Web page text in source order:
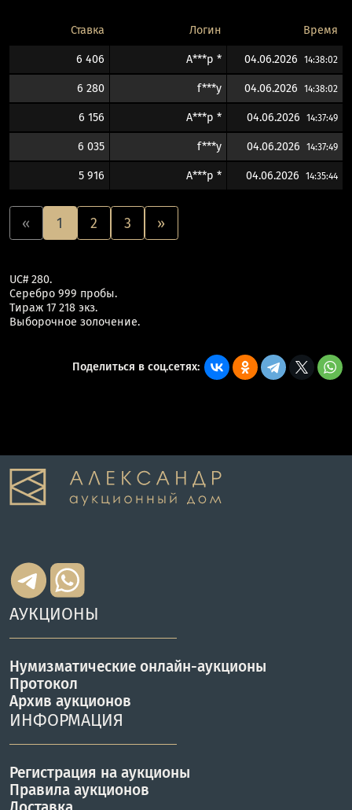
Ставка Логин Время
6 406 A***p * 04.06.2026 14:38:02
6 280 f***y 04.06.2026 14:38:02
6 156 A***p * 04.06.2026 14:37:49
6 035 f***y 04.06.2026 14:37:49
5 916 A***p * 04.06.2026 14:35:44
« 1 2 3 »
UC# 280.
Серебро 999 пробы.
Тираж 17 218 экз.
Выборочное золочение.
Поделиться в соц.сетях:
АУКЦИОНЫ
Нумизматические онлайн-аукционы
Протокол
Архив аукционов
ИНФОРМАЦИЯ
Регистрация на аукционы
Правила аукционов